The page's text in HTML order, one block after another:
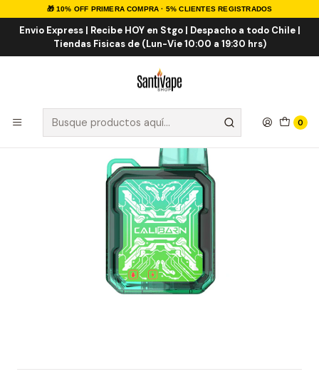
🎁 10% OFF PRIMERA COMPRA · 5% CLIENTES REGISTRADOS
Envio Express | Recibe HOY en Stgo | Despacho a todo Chile |
Tiendas Fisicas de (Lun-Vie 10:00 a 19:30 hrs)
0
Inicio VAPE DESECHABLES VAPE TABACO
Calibarn Cool Mint 6.000 Puff